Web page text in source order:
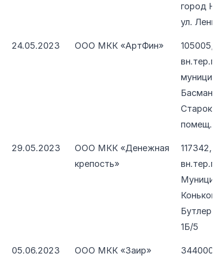
город
ул.
24.05.2023 ООО МКК «АртФин»
105005,
вн.тер.г.
помещ.
29.05.2023
ООО МКК «Денежная
крепость»
117342,
вн.тер.г.
1Б/5
05.06.2023 ООО МКК «Заир»
344000,